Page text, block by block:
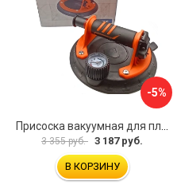
-5%
3 355 руб. 3 187 руб.
В КОРЗИНУ